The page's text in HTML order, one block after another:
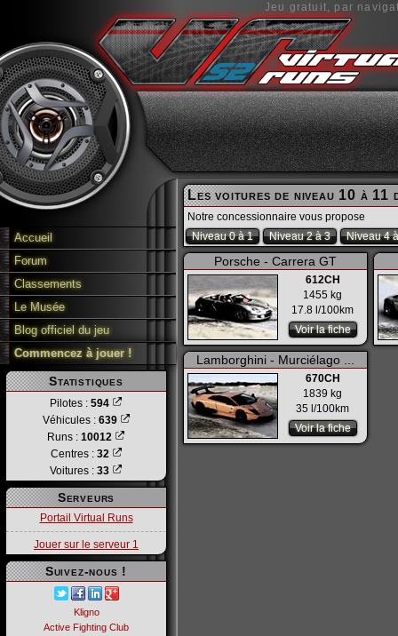
Jeu gratuit, par
Accueil
Forum
Classements
Le Musée
Blog officiel du jeu
Commencez à jouer !
Statistiques
Pilotes : 594
Véhicules : 639
Runs : 10012
Centres : 32
Voitures : 33
Serveurs
Portail Virtual Runs
Jouer sur le serveur 1
Suivez-nous !
Kligno
Active Fighting Club
Les voitures de niveau 10 à 11
Notre concessionnaire vous propose
Niveau 0 à 1
Niveau 2 à 3 Niveau 4
Porsche - Carrera GT
612CH
1455 kg
17.8 l/100km
Voir la fiche
Lamborghini - Murciélago ...
670CH
1839 kg
35 l/100km
Voir la fiche